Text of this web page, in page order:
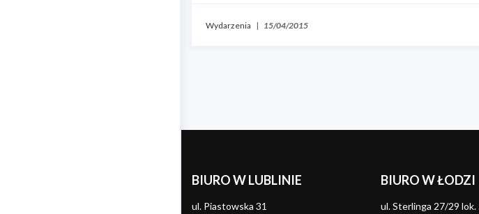
Wydarzenia | 15/04/2015
BIURO W LUBLINIE
ul. Piastowska 31
BIURO W ŁODZI
ul. Sterlinga 27/29 lok.